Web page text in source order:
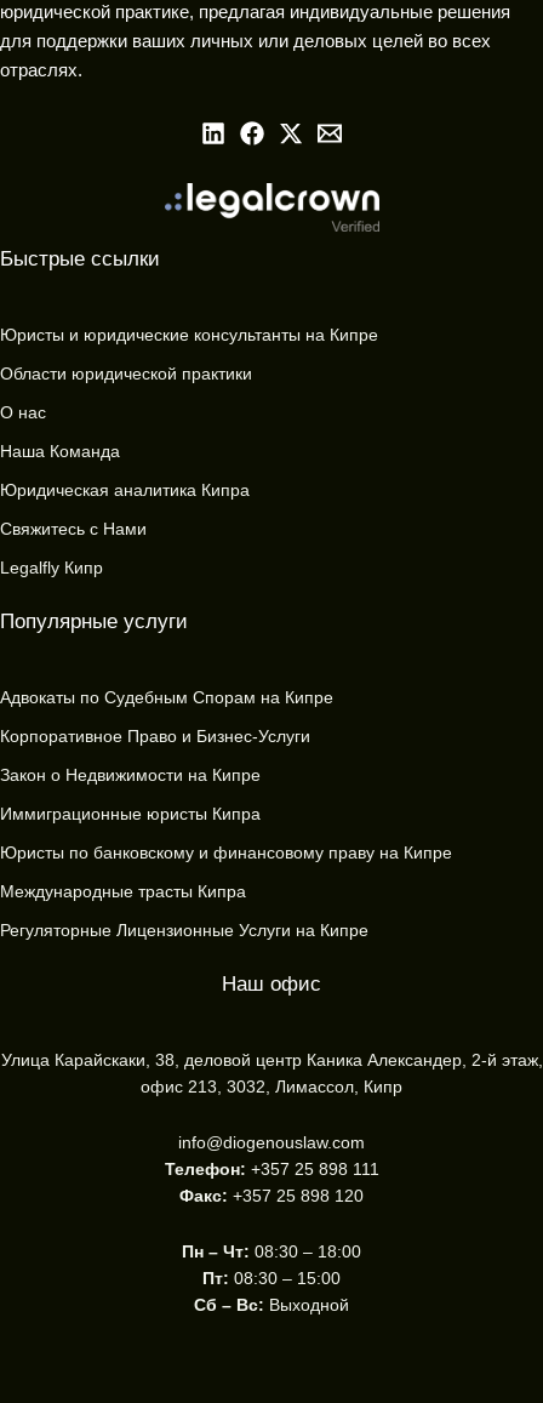
юридической практике, предлагая индивидуальные решения
для поддержки ваших личных или деловых целей во всех
отраслях.
Быстрые ссылки
Юристы и юридические консультанты на Кипре
Области юридической практики
О нас
Наша Команда
Юридическая аналитика Кипра
Свяжитесь с Нами
Legalfly Кипр
Популярные услуги
Адвокаты по Судебным Спорам на Кипре
Корпоративное Право и Бизнес-Услуги
Закон о Недвижимости на Кипре
Иммиграционные юристы Кипра
Юристы по банковскому и финансовому праву на Кипре
Международные трасты Кипра
Регуляторные Лицензионные Услуги на Кипре
Наш офис
Улица Карайскаки, 38, деловой центр Каника Александер, 2-й этаж,
офис 213, 3032, Лимассол, Кипр
info@diogenouslaw.com
Телефон: +357 25 898 111
Факс: +357 25 898 120
Пн – Чт: 08:30 – 18:00
Пт: 08:30 – 15:00
Сб – Вс: Выходной